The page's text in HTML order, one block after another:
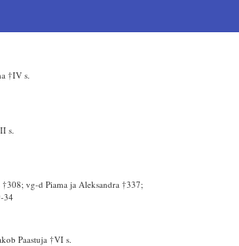
†IV s.
s.
vg-d Piama ja Aleksandra †337;
34
Paastuja †VI s.